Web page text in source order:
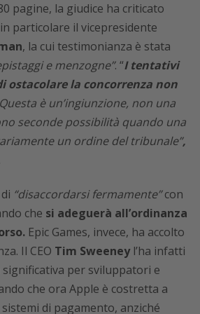
pagine, la giudice ha criticato
particolare il vicepresidente
, la cui testimonianza è stata
e menzogne”. “I tentativi
ostacolare la concorrenza non
Questa è un’ingiunzione, non una
seconde possibilità quando una
un ordine del tribunale”,
“disaccordarsi fermamente”con
che si adeguerà all’ordinanza
Epic Games, invece, ha accolto
Il CEO Tim Sweeneyl’ha infatti
per sviluppatori e
che ora Apple è costretta a
di pagamento, anziché